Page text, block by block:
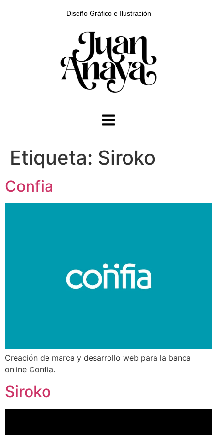
Diseño Gráfico e Ilustración
Etiqueta: Siroko
Confia
Creación de marca y desarrollo web para la banca
online Confia.
Siroko